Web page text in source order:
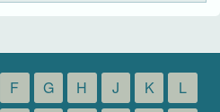
F G H J K L